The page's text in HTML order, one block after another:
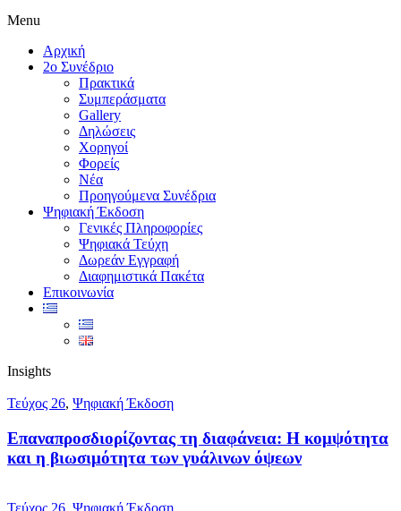
Menu
Αρχική
2ο Συνέδριο
Πρακτικά
Συμπεράσματα
Gallery
Δηλώσεις
Χορηγοί
Φορείς
Νέα
Προηγούμενα Συνέδρια
Ψηφιακή Έκδοση
Γενικές Πληροφορίες
Ψηφιακά Τεύχη
Δωρεάν Εγγραφή
Διαφημιστικά Πακέτα
Επικοινωνία
Insights
Τεύχος 26, Ψηφιακή Έκδοση
Επαναπροσδιορίζοντας τη διαφάνεια: Η κομψότητα
και η βιωσιμότητα των γυάλινων όψεων